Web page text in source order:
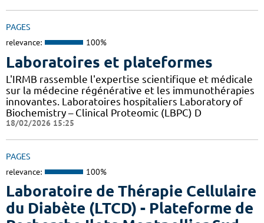
PAGES
relevance: 100%
Laboratoires et plateformes
L'IRMB rassemble l'expertise scientifique et médicale
sur la médecine régénérative et les immunothérapies
innovantes. Laboratoires hospitaliers Laboratory of
Biochemistry – Clinical Proteomic (LBPC) D
18/02/2026 15:25
PAGES
relevance: 100%
Laboratoire de Thérapie Cellulaire
du Diabète (LTCD) - Plateforme de